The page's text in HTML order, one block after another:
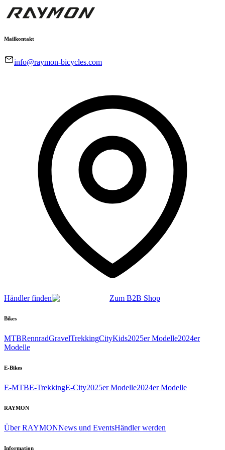
Mailkontakt
info@raymon-bicycles.com
Händler finden Zum B2B Shop
Bikes
MTBRennradGravelTrekkingCityKids2025er Modelle2024er
Modelle
E-Bikes
E-MTBE-TrekkingE-City2025er Modelle2024er Modelle
RAYMON
Über RAYMONNews und EventsHändler werden
Information